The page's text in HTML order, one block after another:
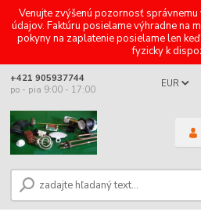
Venujte zvýšenú pozornosť správnemu
údajov. Faktúru posielame výhradne na
pokyny na zaplatenie posielame len
fyzicky k
EUR
+421 905937744
po - pia 9:00 - 17:00